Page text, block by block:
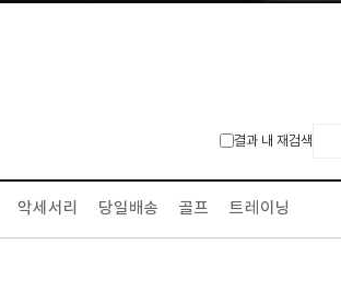
결과 내 재검색
악세서리 당일배송 골프 트레이닝